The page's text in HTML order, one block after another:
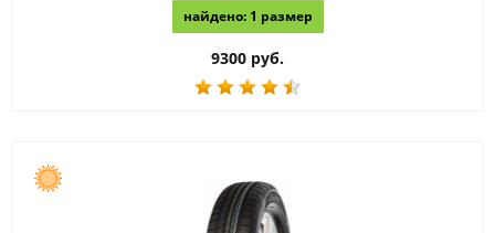
найдено: 1 размер
9300 руб.